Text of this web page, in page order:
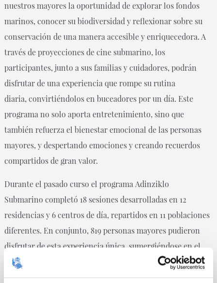
nuestros mayores la oportunidad de explorar los fondos
marinos, conocer su biodiversidad y reflexionar sobre su
conservación de una manera accesible y enriquecedora. A
través de proyecciones de cine submarino, los
participantes, junto a sus familias y cuidadores, podrán
disfrutar de una experiencia que rompe su rutina
diaria, convirtiéndolos en buceadores por un día. Este
programa no solo aporta entretenimiento, sino que
también refuerza el bienestar emocional de las personas
mayores, y despertando emociones y creando recuerdos
compartidos de gran valor.
Durante el pasado curso el programa Adinziklo
Submarino completó 18 sesiones desarrolladas en 12
residencias y 6 centros de día, repartidos en 11 poblaciones
diferentes. En conjunto, 819 personas mayores pudieron
disfrutar de esta experiencia única, sumergiéndose en el
mundo submarino y compartiendo momentos de emoción,
descubrimiento y conexión con la naturaleza. Estos